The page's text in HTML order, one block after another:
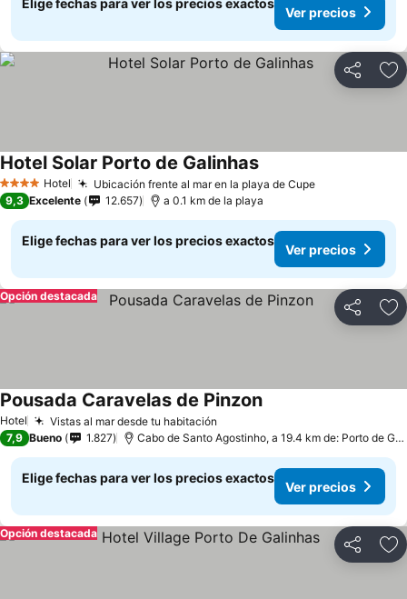
Elige fechas para ver los precios exactos
Ver precios
Compartir
4 EstrellasHotel Ubicación frente al mar en la playa de Cupe
Hotel Solar Porto de Galinhas
9,3 Excelente 12.657 a 0.1 km de la playa
Elige fechas para ver los precios exactos
Ver precios
Compartir
Opción destacada
Hotel Vistas al mar desde tu habitación
Pousada Caravelas de Pinzon
7,9 Bueno 1.827 Cabo de Santo Agostinho, a 19.4 km de: Porto de Galinhas
Elige fechas para ver los precios exactos
Ver precios
Compartir
Opción destacada